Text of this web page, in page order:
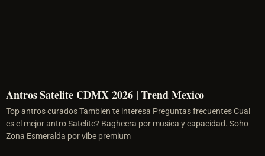
Antros Satelite CDMX 2026 | Trend Mexico
Top antros curados Tambien te interesa Preguntas frecuentes Cual
es el mejor antro Satelite? Bagheera por musica y capacidad. Soho
Zona Esmeralda por vibe premium